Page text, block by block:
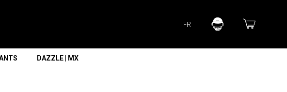
elit, sed do
aliqua. Ut
Lorem ipsum dolor sit amet, consectetur adipisicing elit, sed do
FR
DAZZLE | MX